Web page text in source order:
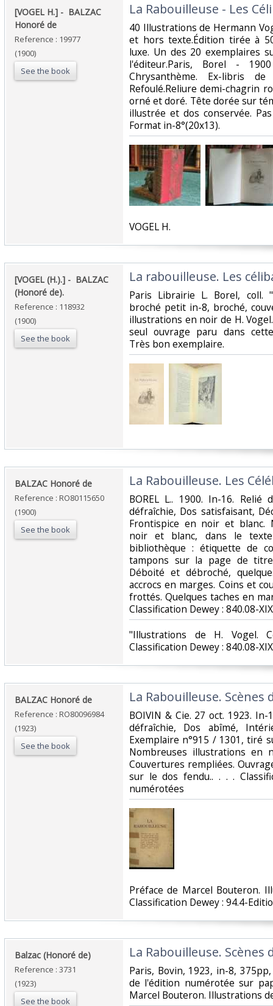
‎[VOGEL H.] - ‎ ‎BALZAC
Honoré de‎
Reference : 19977
(1900)
See the book
‎La Rabouilleuse - Les
‎40 Illustrations de Hermann
et hors texte.Édition tirée à
luxe. Un des 20 exemplaires
l'éditeur.Paris, Borel -
Chrysanthème. Ex-libris
Refoulé.Reliure demi-chagrin
orné et doré. Tête dorée sur
illustrée et dos conservée.
Format in-8°(20x13).‎
‎VOGEL H. ‎
‎[VOGEL (H.).] - ‎ ‎BALZAC
(Honoré de).‎
Reference : 118932
(1900)
See the book
‎La rabouilleuse. Les
‎Paris Librairie L. Borel, coll.
broché petit in-8, broché,
illustrations en noir de H.
seul ouvrage paru dans
Très bon exemplaire.‎
‎BALZAC Honoré de‎
Reference : RO80115650
(1900)
See the book
‎La Rabouilleuse. Les
‎BOREL L.. 1900. In-16. Relié
défraîchie, Dos satisfaisant,
Frontispice en noir et blanc.
noir et blanc, dans le
bibliothèque : étiquette de
tampons sur la page de
Déboité et débroché,
accrocs en marges. Coins et
frottés. Quelques taches en
Classification Dewey : 840.08-
‎"Illustrations de H. Vogel.
Classification Dewey : 840.08-
‎BALZAC Honoré de‎
Reference : RO80096984
(1923)
See the book
‎La Rabouilleuse. Scènes
‎BOIVIN & Cie. 27 oct. 1923.
défraîchie, Dos abîmé,
Exemplaire n°915 / 1301, tiré
Nombreuses illustrations en
Couvertures rempliées.
sur le dos fendu.. . . .
numérotées‎
‎Préface de Marcel Bouteron.
Classification Dewey : 94.4-
‎Balzac (Honoré de)‎
Reference : 3731
(1923)
See the book
‎La Rabouilleuse. Scènes
‎Paris, Bovin, 1923, in-8,
de l'édition numérotée sur
Marcel Bouteron. Illustrations